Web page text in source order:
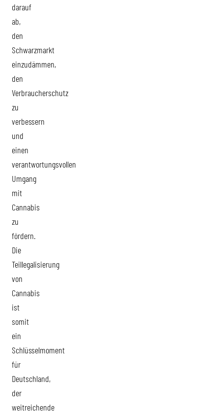
darauf
ab,
den
Schwarzmarkt
einzudämmen,
den
Verbraucherschutz
zu
verbessern
und
einen
verantwortungsvollen
Umgang
mit
Cannabis
zu
fördern.
Die
Teillegalisierung
von
Cannabis
ist
somit
ein
Schlüsselmoment
für
Deutschland,
der
weitreichende